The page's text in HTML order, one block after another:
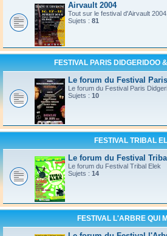
Airvault 2004
Tout sur le festival d'Airvault 2004.
Sujets : 81
FESTIVAL PARIS DIDGERIDOO
Le forum du Festival
Le forum du Festival Paris
Sujets : 10
FESTIVAL TRIBAL
Le forum du Festival
Le forum du Festival Tribal Elek
Sujets : 14
FESTIVAL L'ARBRE QUI